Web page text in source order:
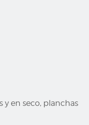
y en seco, planchas